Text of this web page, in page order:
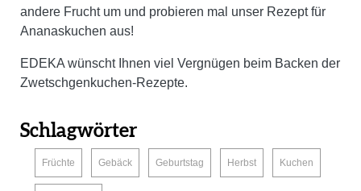
andere Frucht um und probieren mal unser Rezept für
Ananaskuchen aus!
EDEKA wünscht Ihnen viel Vergnügen beim Backen der
Zwetschgenkuchen-Rezepte.
Schlagwörter
Früchte
Gebäck
Geburtstag
Herbst
Kuchen